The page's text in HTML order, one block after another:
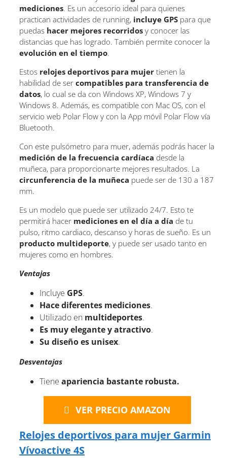
mediciones. Es un accesorio ideal para quienes
practican actividades de running, incluye GPSpara que
puedas hacer mejores recorridosy conocer las
distancias que has logrado. También permite conocer la
evolución en el tiempo.
Estos relojes deportivos para mujertienen la
habilidad de ser compatibles para transferencia de
datos, lo cual se da con Windows XP, Windows 7 y
Windows 8. Además, es compatible con Mac OS, con el
servicio web Polar Flow y con la App móvil Polar Flow vía
Bluetooth.
Con este pulsómetro para muer, además podrás hacer la
medición de la frecuencia cardíaca desde la
muñeca, para proporcionarte mejores resultados. La
circunferencia de la muñeca puede ser de 130 a 187
mm.
Es un modelo que puede ser utilizado 24/7. Esto te
permitirá hacer mediciones en el día a día de tu
pulso, ritmo cardiaco, descanso y horas de sueño. Es un
producto multideporte, y puede ser usado tanto en
mujeres como en hombres.
Ventajas
Incluye GPS.
Hacediferentes mediciones.
Utilizado en multideportes.
Es muy elegante y atractivo.
Su diseño es unisex.
Desventajas
Tiene apariencia bastante robusta.
VER PRECIO AMAZON
Relojes deportivos para mujer Garmin
Vívoactive 4S